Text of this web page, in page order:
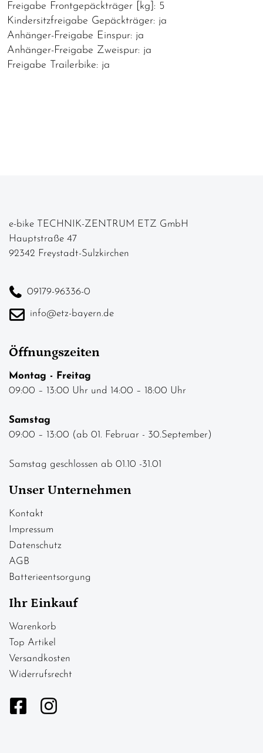
Freigabe Frontgepäckträger [kg]: 5
Kindersitzfreigabe Gepäckträger: ja
Anhänger-Freigabe Einspur: ja
Anhänger-Freigabe Zweispur: ja
Freigabe Trailerbike: ja
e-bike TECHNIK-ZENTRUM ETZ GmbH
Hauptstraße 47
92342 Freystadt-Sulzkirchen
09179-96336-0
info@etz-bayern.de
Öffnungszeiten
Montag - Freitag
09:00 – 13:00 Uhr und 14:00 – 18:00 Uhr
Samstag
09:00 – 13:00 (ab 01. Februar - 30.September)
Samstag geschlossen ab 01.10 -31.01
Unser Unternehmen
Kontakt
Impressum
Datenschutz
AGB
Batterieentsorgung
Ihr Einkauf
Warenkorb
Top Artikel
Versandkosten
Widerrufsrecht